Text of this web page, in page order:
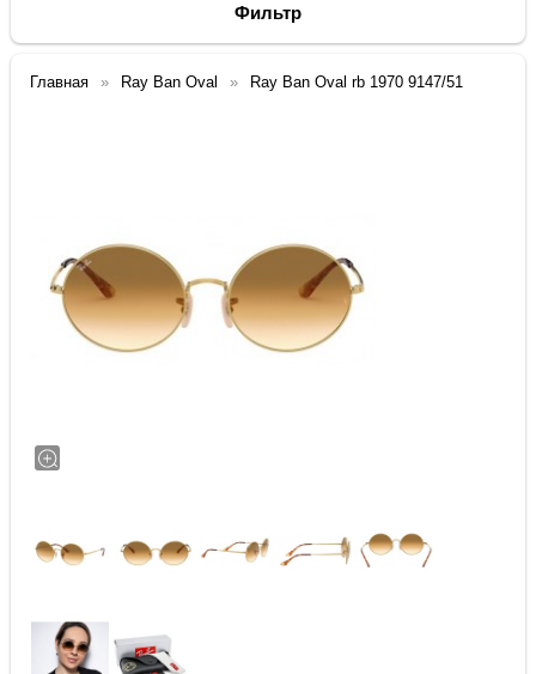
Фильтр
Главная Ray Ban Oval Ray Ban Oval rb 1970 9147/51